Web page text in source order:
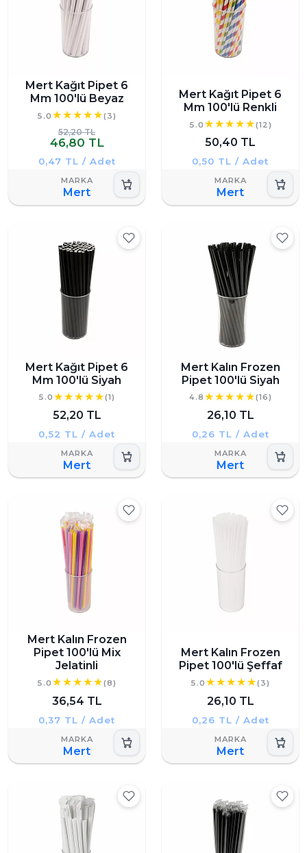
Mert Kağıt Pipet 6
Mm 100'lü Beyaz
5.0 (3)
52,20 TL
46,80 TL
0,47 TL / Adet
Mert
Mert Kağıt Pipet 6
Mm 100'lü Renkli
5.0 (12)
50,40 TL
0,50 TL / Adet
Mert
Mert Kağıt Pipet 6
Mm 100'lü Siyah
5.0 (1)
52,20 TL
0,52 TL / Adet
Mert
Mert Kalın Frozen
Pipet 100'lü Siyah
4.8 (16)
26,10 TL
0,26 TL / Adet
Mert
Mert Kalın Frozen
Pipet 100'lü Mix
Jelatinli
5.0 (8)
36,54 TL
0,37 TL / Adet
Mert
Mert Kalın Frozen
Pipet 100'lü Şeffaf
5.0 (3)
26,10 TL
0,26 TL / Adet
Mert